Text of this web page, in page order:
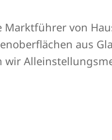
Marktführer von
aus
wir